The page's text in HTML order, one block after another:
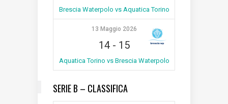
Brescia Waterpolo vs Aquatica Torino
13 Maggio 2026
14- 15
Aquatica Torino vs Brescia Waterpolo
SERIE B – CLASSIFICA